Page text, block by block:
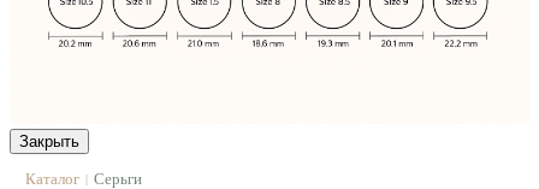
Закрыть
Каталог | Серьги